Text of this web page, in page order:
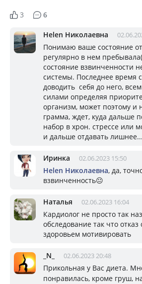
3 6
Helen Николаевна
Понимаю ваше состояние
регулярно в нем
состояние взвинченности
системы. Последнее время
доводить себя до него,
силами определяя
организм, может поэтому и
грамма, ждет, куда дальше
набор в хрон. стрессе или
и дальше отдавать лишнее...
Иринка 02.06.2023 15:50
Helen Николаевна, да,
взвинченность😐
Наталья 02.06.2023 16:04
Кардиолог не просто так
обследование так что
здоровьем мотивировать
_N_ 02.06.2023 20:48
Прикольная у Вас диета.
понравилась, кроме груш,